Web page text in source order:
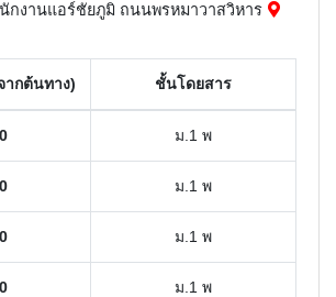
กงานแอร์ชัยภูมิ ถนนพรหมาวาสวิหาร
ากต้นทาง) ชั้นโดยสาร
ม.1 พ
ม.1 พ
ม.1 พ
ม.1 พ